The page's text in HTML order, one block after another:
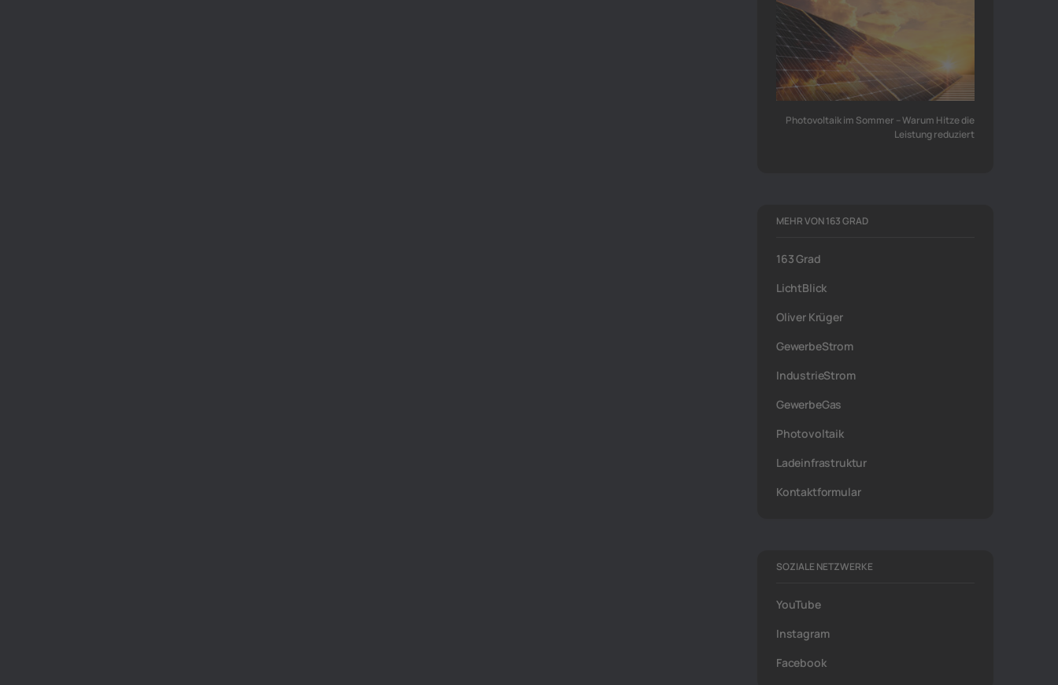
Photovoltaik im Sommer – Warum Hitze die
Leistung reduziert
MEHR VON 163 GRAD
163 Grad
LichtBlick
Oliver Krüger
GewerbeStrom
IndustrieStrom
GewerbeGas
Photovoltaik
Ladeinfrastruktur
Kontaktformular
SOZIALE NETZWERKE
YouTube
Instagram
Facebook